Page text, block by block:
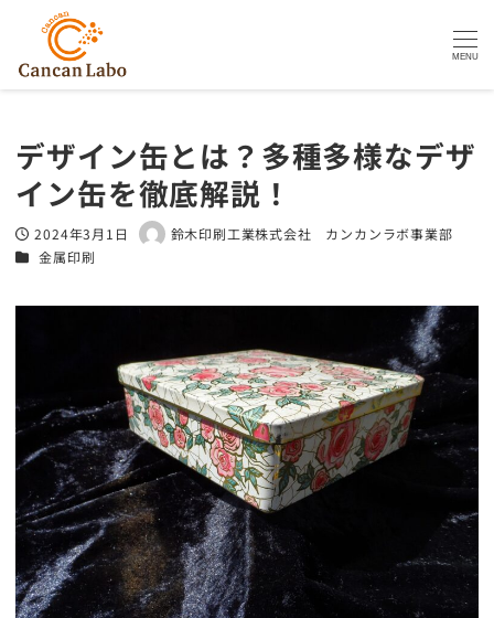
MENU
デザイン缶とは？多種多様なデザ
イン缶を徹底解説！
投稿日2024年3月1日
著
鈴木印刷工業株式会社 カンカンラボ事業部
カテゴリー
金属印刷